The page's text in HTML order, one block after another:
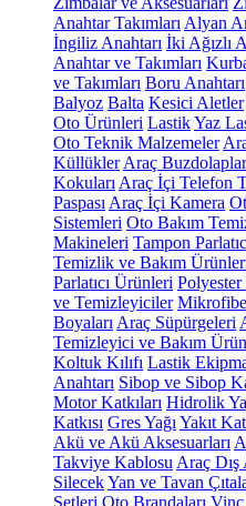
Anahtar Takımları Alyan
İngiliz Anahtarı İki Ağızlı
Anahtar ve Takımları
ve Takımları Boru Anahtarı
Balyoz Balta Kesici Aletler
Oto Ürünleri LastikYaz
Oto Teknik Malzemeler
Küllükler Araç
Kokuları Araç İçi Telefon
Paspası Araç İçi Kamera
Sistemleri Oto Bakım
Makineleri Tampon
Temizlik ve Bakım
Parlatıcı Ürünleri
ve Temizleyiciler
Boyaları Araç Süpürgeleri
Temizleyici ve Bakım
Koltuk Kılıfı Lastik
Anahtarı Sibop ve Sibop
Motor Katkıları Hidrolik
Katkısı Gres Yağı Yakıt
Akü ve Akü Aksesuarları
Takviye Kablosu Araç Dış
SilecekYan ve Tavan
Setleri Oto Brandaları Vinç